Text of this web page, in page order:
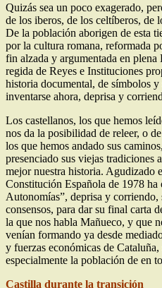
Quizás sea un poco exagerado,
de los iberos, de los celtíberos, de
De la población aborigen de esta
por la cultura romana, reformada
fin alzada y argumentada en
regida de Reyes e Instituciones
historia documental, de símbolos
inventarse ahora, deprisa y
Los castellanos, los que hemos
nos da la posibilidad de releer, o
los que hemos andado sus
presenciado sus viejas tradiciones
mejor nuestra historia. Agudizado
Constitución Española de 1978 ha
Autonomías”, deprisa y
consensos, para dar su final carta
la que nos habla Mañueco, y que
venían formando ya desde
y fuerzas económicas de
especialmente la población de en
Castilla durante la transición